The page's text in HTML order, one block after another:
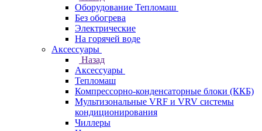
Оборудование Тепломаш
Без обогрева
Электрические
На горячей воде
Аксессуары
Назад
Аксессуары
Тепломаш
Компрессорно-конденсаторные блоки (ККБ)
Мультизональные VRF и VRV системы
кондиционирования
Чиллеры